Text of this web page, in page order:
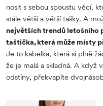
nosit s sebou spoustu věcí,
stále větší a větší tašky. A
největších trendů letošního
taštička, která může místy
Je to kabelka, která si plně
že je malá a skladná. A když
odstíny, překvapíte